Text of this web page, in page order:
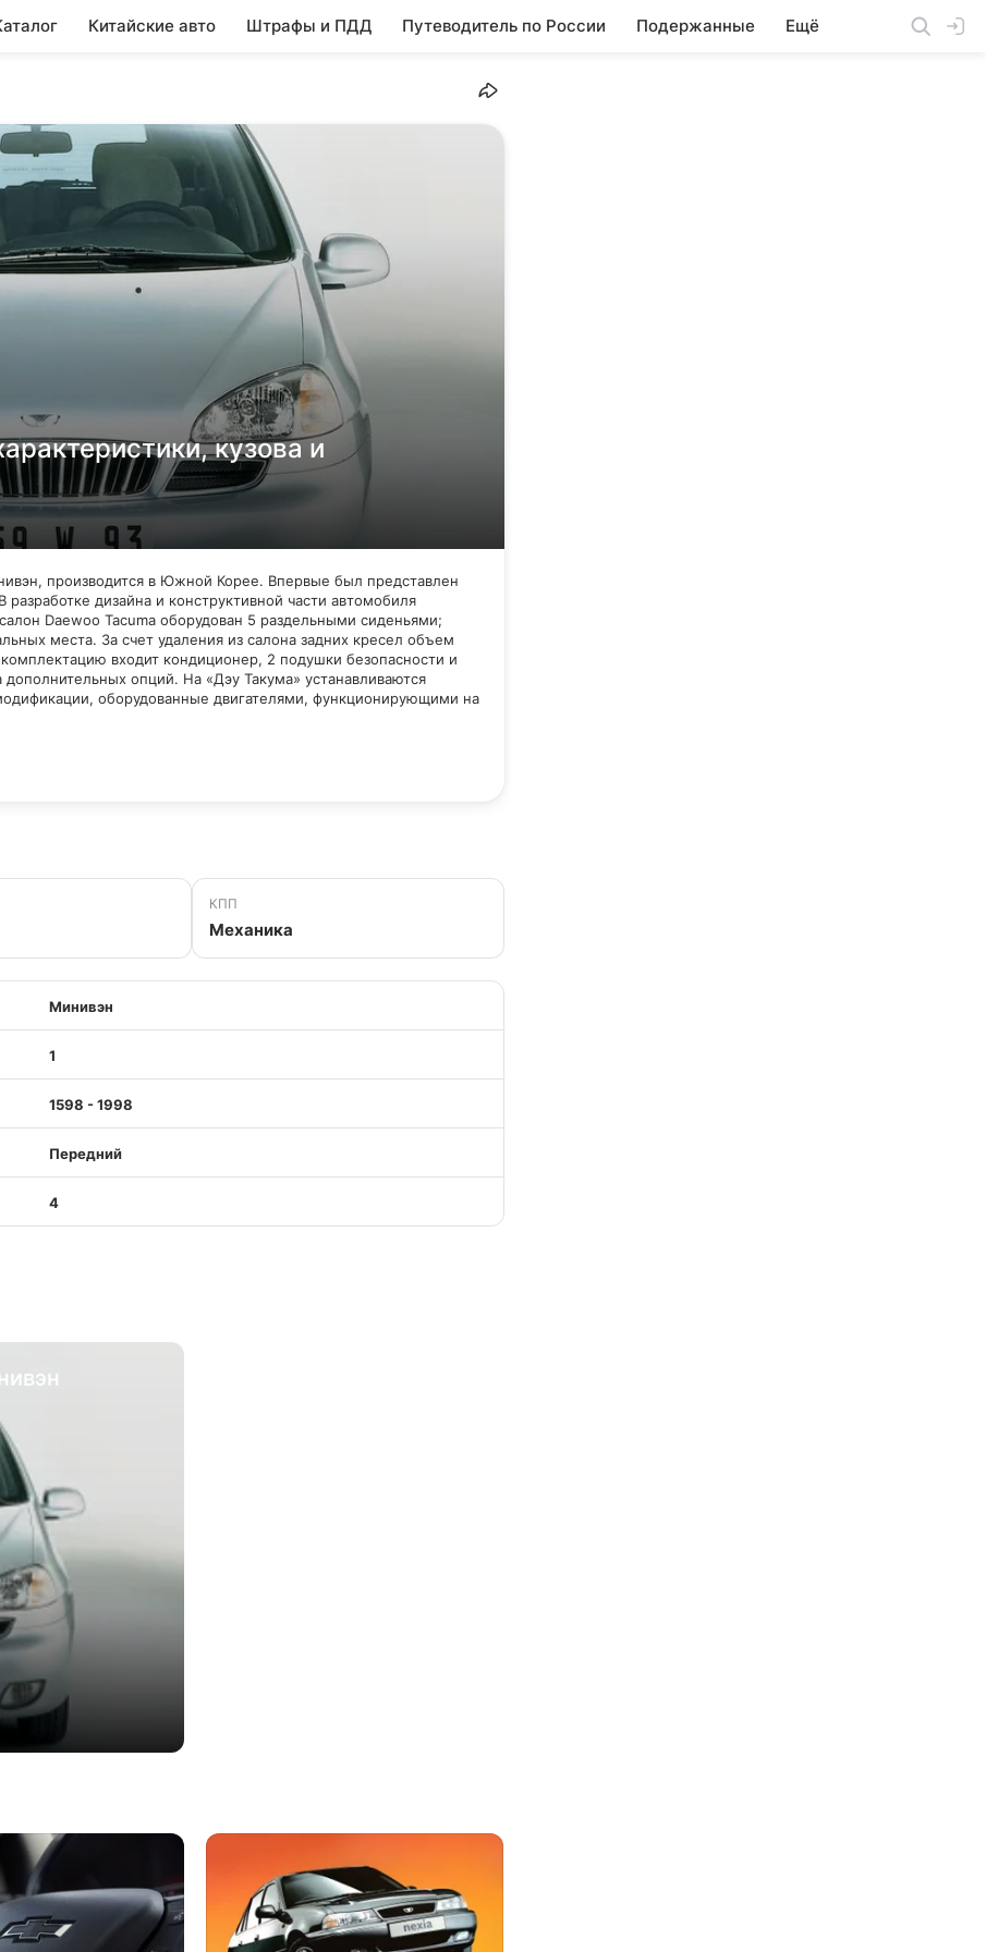
Китайские авто Штрафы и ПДД Путеводитель по России Подержанные Ещё
кузова и
производится в Южной Корее. Впервые был представлен
дизайна и конструктивной части автомобиля
Daewoo Tacuma оборудован 5 раздельными сиденьями;
места. За счет удаления из салона задних кресел объем
входит кондиционер, 2 подушки безопасности и
опций. На «Дэу Такума» устанавливаются
оборудованные двигателями, функционирующими на
КПП
Механика
Минивэн
1
1598 - 1998
Передний
4